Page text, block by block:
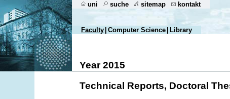
uni suche sitemap kontakt
Faculty Computer Science Library
Year 2015
Technical Reports, Doctoral